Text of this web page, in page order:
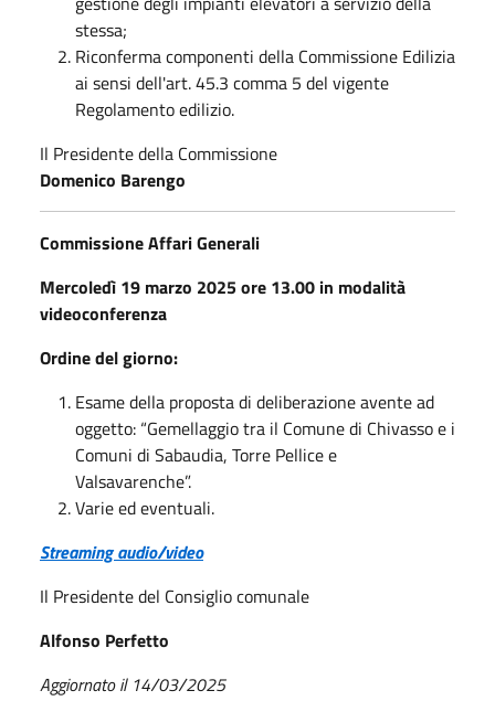
stessa;
Riconferma componenti della Commissione Edilizia
ai sensi dell'art. 45.3 comma 5 del vigente
Regolamento edilizio.
Il Presidente della Commissione
Domenico Barengo
Commissione Affari Generali
Mercoledì 19 marzo 2025 ore 13.00 in modalità
videoconferenza
Ordine del giorno:
Esame della proposta di deliberazione avente ad
oggetto: “Gemellaggio tra il Comune di Chivasso e i
Comuni di Sabaudia, Torre Pellice e
Valsavarenche”.
Varie ed eventuali.
Streaming audio/video
Il Presidente del Consiglio comunale
Alfonso Perfetto
Aggiornato il 14/03/2025